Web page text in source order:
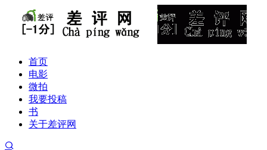
首页
电影
微拍
我要投稿
书
关于差评网